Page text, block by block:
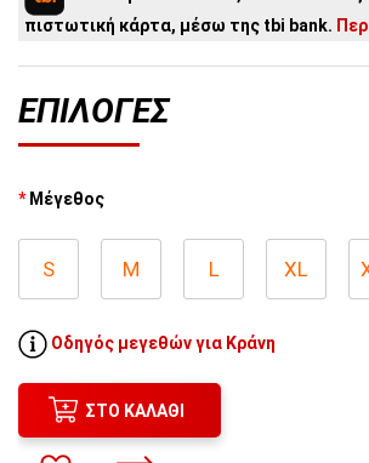
5άτοκες δόσεις: 39,80€/ μήνα
4άτοκες δόσεις:49,75€/ μήνα
πιστωτική κάρτα, μέσω της tbi bank.
ΕΠΙΛΟΓΈΣ
Μέγεθος
S M L XL
Οδηγός μεγεθών για Κράνη
ΣΤΟ ΚΑΛΆΘΙ